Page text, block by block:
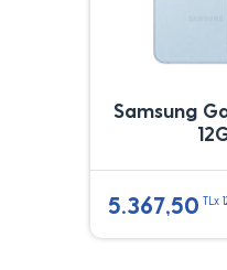
Samsung
5.367,50 TLx